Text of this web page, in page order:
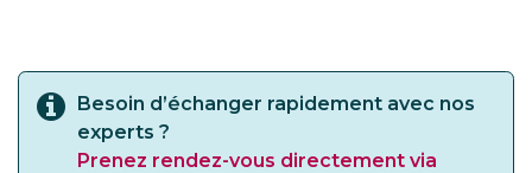
Besoin d’échanger rapidement avec nos
experts ?
Prenez rendez-vous directement via